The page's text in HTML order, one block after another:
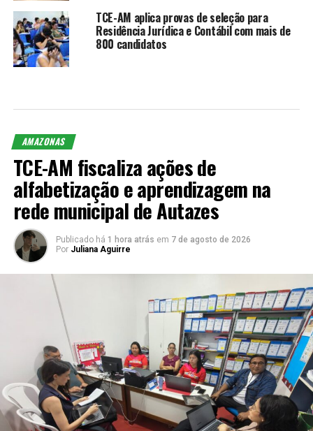
TCE-AM aplica provas de seleção para
Residência Jurídica e Contábil com mais de
800 candidatos
AMAZONAS
TCE-AM fiscaliza ações de
alfabetização e aprendizagem na
rede municipal de Autazes
Publicado há 1 hora atrás em 7 de agosto de 2026
Por Juliana Aguirre